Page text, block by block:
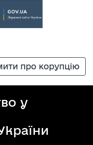
про корупцію
у